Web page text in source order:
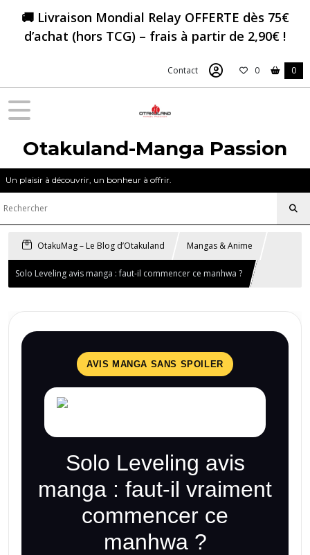
🚚 Livraison Mondial Relay OFFERTE dès 75€
d’achat (hors TCG) – frais à partir de 2,90€ !
Contact 0 0
Otakuland-Manga Passion
Un plaisir à découvrir, un bonheur à offrir.
OtakuMag – Le Blog d’Otakuland Mangas & Anime
Solo Leveling avis manga : faut-il commencer ce manhwa ?
AVIS MANGA SANS SPOILER
Solo Leveling avis
manga : faut-il vraiment
commencer ce
manhwa ?